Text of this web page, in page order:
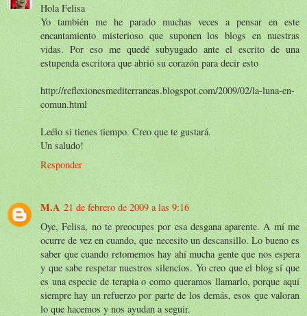
Hola Felisa
Yo también me he parado muchas veces a pensar en este
encantamiento misterioso que suponen los blogs en nuestras
vidas. Por eso me quedé subyugado ante el escrito de una
estupenda escritora que abrió su corazón para decir esto
http://reflexionesmediterraneas.blogspot.com/2009/02/la-luna-en-
comun.html
Leélo si tienes tiempo. Creo que te gustará.
Un saludo!
Responder
M.A 21 de febrero de 2009 a las 9:16
Oye, Felisa, no te preocupes por esa desgana aparente. A mí me
ocurre de vez en cuando, que necesito un descansillo. Lo bueno es
saber que cuando retomemos hay ahí mucha gente que nos espera
y que sabe respetar nuestros silencios. Yo creo que el blog sí que
es una especie de terapia o como queramos llamarlo, porque aquí
siempre hay un refuerzo por parte de los demás, esos que valoran
lo que hacemos y nos ayudan a seguir.